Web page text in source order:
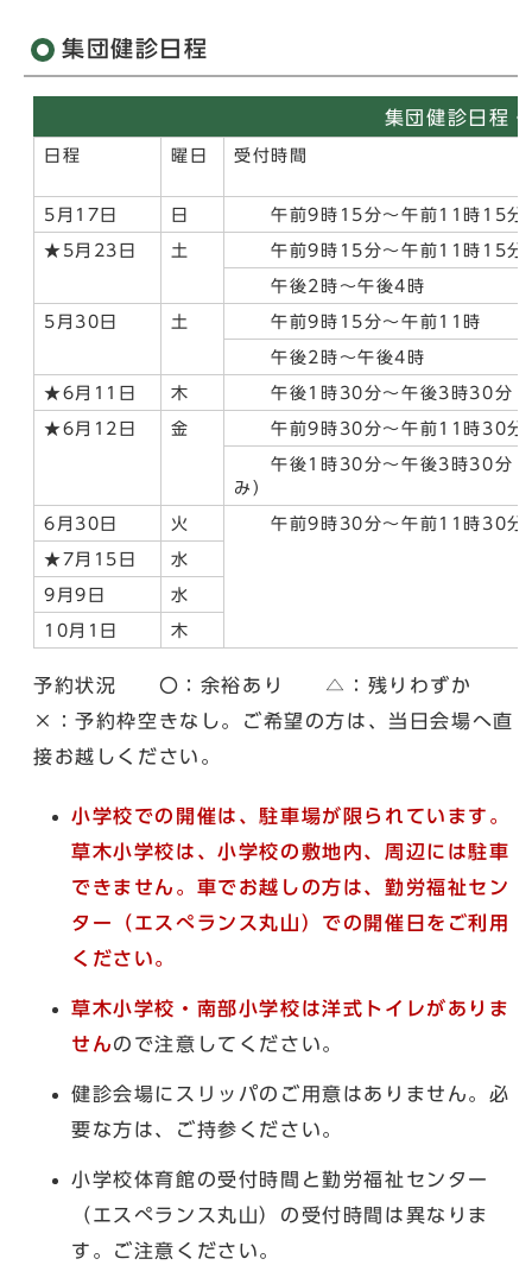
集団健診日程
集団健診日程
日程 曜日 受付時間
5月17日 日 午前9時15分～午前11時15分
★5月23日 土 午前9時15分～午前11時15分
午後2時～午後4時
5月30日 土 午前9時15分～午前11時
午後2時～午後4時
★6月11日 木 午後1時30分～午後3時30分
★6月12日 金 午前9時30分～午前11時30分
午後1時30分～午後3時30分
み）
6月30日 火 午前9時30分～午前11時30分
★7月15日 水
9月9日 水
10月1日 木
予約状況 〇：余裕あり △：残りわずか
×：予約枠空きなし。ご希望の方は、当日会場へ直
接お越しください。
小学校での開催は、駐車場が限られています。
草木小学校は、小学校の敷地内、周辺には駐車
できません。車でお越しの方は、勤労福祉セン
ター（エスぺランス丸山）での開催日をご利用
ください。
草木小学校・南部小学校は洋式トイレがありま
せんので注意してください。
健診会場にスリッパのご用意はありません。必
要な方は、ご持参ください。
小学校体育館の受付時間と勤労福祉センター
（エスぺランス丸山）の受付時間は異なりま
す。ご注意ください。